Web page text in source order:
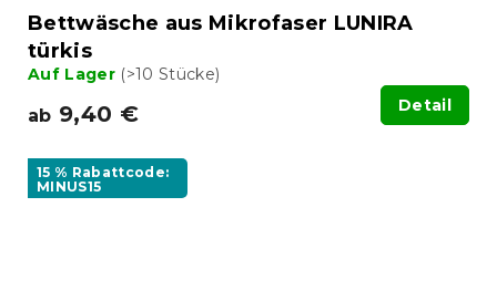
Bettwäsche aus Mikrofaser LUNIRA
türkis
Auf Lager (>10 Stücke)
ab 9,40 € Detail
15 % Rabattcode:
MINUS15